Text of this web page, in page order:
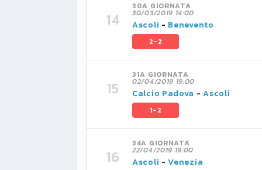
30A GIORNATA
30/03/2019 14:00
Ascoli - Benevento
2-2
31A GIORNATA
02/04/2019 19:00
Calcio Padova -Ascoli
1-2
34A GIORNATA
22/04/2019 19:00
Ascoli -Venezia